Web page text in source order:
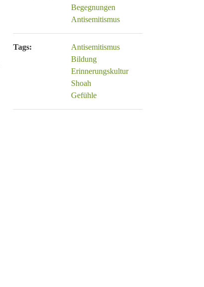
Begegnungen
Antisemitismus
Tags:
Antisemitismus
Bildung
Erinnerungskultur
Shoah
Gefühle